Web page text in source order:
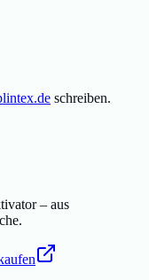
schreiben.
– aus